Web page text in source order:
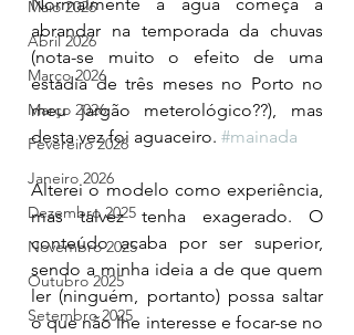
Maio 2026
Abril 2026
Março 2026
Março 2026
Fevereiro 2026
Janeiro 2026
Dezembro 2025
Novembro 2025
Outubro 2025
Setembro 2025
abrandar na temporada da chuvas
(nota-se muito o efeito de uma
estadia de três meses no Porto no
meu jargão meterológico??), mas
desta vez foi aguaceiro. #mainada
Alterei o modelo como experiência,
mas talvez tenha exagerado. O
conteúdo acaba por ser superior,
sendo a minha ideia a de que quem
ler (ninguém, portanto) possa saltar
o que não lhe interesse e focar-se no